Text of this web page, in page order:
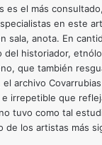
es el más
en este
sala, anota. En
del historiador,
que también
el archivo
irrepetible que
tuvo como tal
de los artistas más